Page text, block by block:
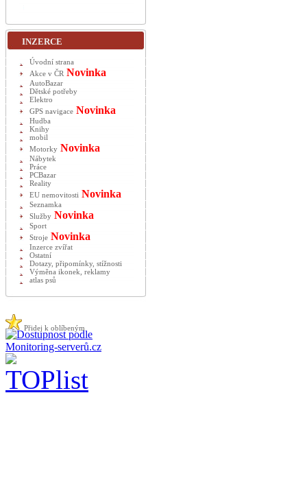
INZERCE
Úvodní strana
Akce v ČR Novinka
AutoBazar
Dětské potřeby
Elektro
GPS navigace Novinka
Hudba
Knihy
mobil
Motorky Novinka
Nábytek
Práce
PCBazar
Reality
EU nemovitosti Novinka
Seznamka
Služby Novinka
Sport
Stroje Novinka
Inzerce zvířat
Ostatní
Dotazy, připomínky, stížnosti
Výměna ikonek, reklamy
atlas psů
Přidej k oblíbeným